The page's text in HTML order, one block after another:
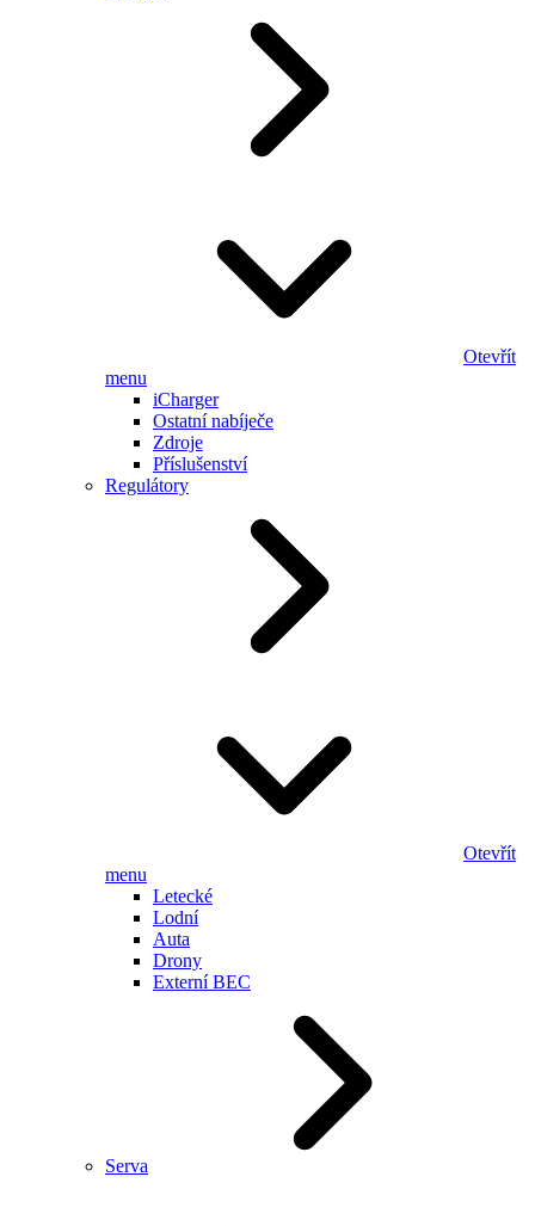
Otevřít
menu
iCharger
Ostatní nabíječe
Zdroje
Příslušenství
Regulátory
Otevřít
menu
Letecké
Lodní
Auta
Drony
Externí BEC
Serva